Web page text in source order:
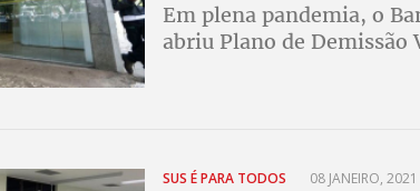
Em plena pandemia, o
abriu Plano de
SUS É PARA TODOS 08 JANEIRO,